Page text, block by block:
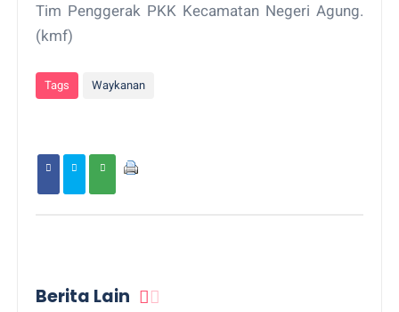
Tim Penggerak PKK Kecamatan Negeri Agung.
(kmf)
Tags Waykanan
Berita Lain